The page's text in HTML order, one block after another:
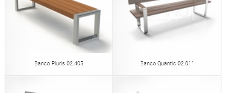
Banco Pluris 02.405 Banco Quantic 02.011